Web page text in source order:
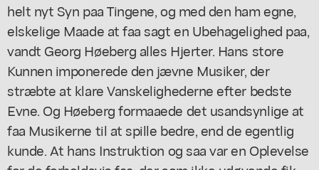
helt nyt Syn paa Tingene, og med den ham egne,
elskelige Maade at faa sagt en Ubehagelighed paa,
vandt Georg Høeberg alles Hjerter. Hans store
Kunnen imponerede den jævne Musiker, der
stræbte at klare Vanskelighederne efter bedste
Evne. Og Høeberg formaaede det usandsynlige at
faa Musikerne til at spille bedre, end de egentlig
kunde. At hans Instruktion og saa var en Oplevelse